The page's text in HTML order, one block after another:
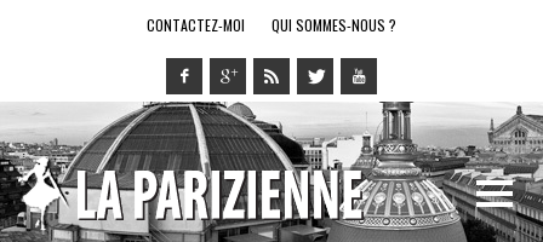
CONTACTEZ-MOI QUI SOMMES-NOUS ?